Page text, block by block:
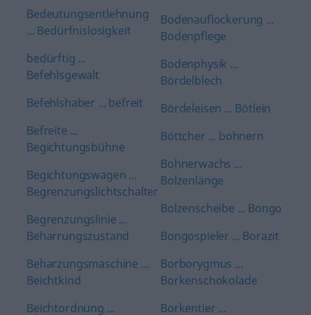
Bedeutungsentlehnung
... Bedürfnislosigkeit
bedürftig ...
Befehlsgewalt
Befehlshaber ... befreit
Befreite ...
Begichtungsbühne
Begichtungswagen ...
Begrenzungslichtschalter
Begrenzungslinie ...
Beharrungszustand
Beharzungsmaschine ...
Beichtkind
Beichtordnung ...
Bodenauflockerung ...
Bodenpflege
Bodenphysik ...
Bördelblech
Bördeleisen ... Bötlein
Böttcher ... bohnern
Bohnerwachs ...
Bolzenlänge
Bolzenscheibe ... Bongo
Bongospieler ... Borazit
Borborygmus ...
Borkenschokolade
Borkentier ...